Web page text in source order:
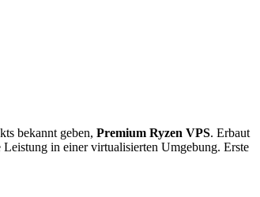
bekannt geben, Premium Ryzen VPS. Erbaut
in einer virtualisierten Umgebung. Erste